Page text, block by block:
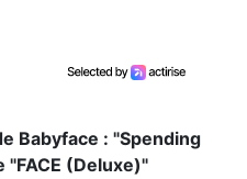
Babyface : "Spending
"FACE (Deluxe)"